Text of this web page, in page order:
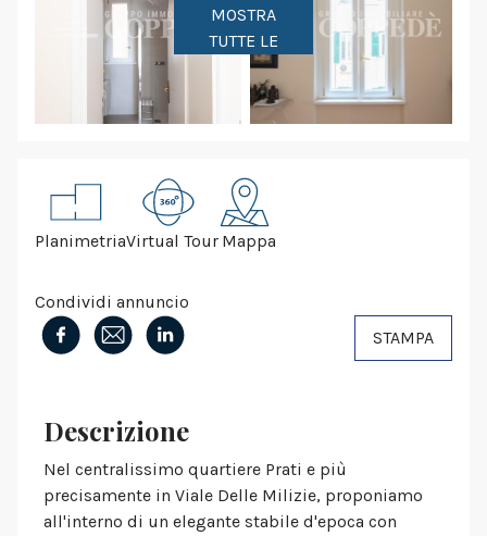
MOSTRA
TUTTE LE
FOTO
PlanimetriaVirtual Tour Mappa
Condividi annuncio
STAMPA
Descrizione
Nel centralissimo quartiere Prati e più
precisamente in Viale Delle Milizie, proponiamo
all'interno di un elegante stabile d'epoca con